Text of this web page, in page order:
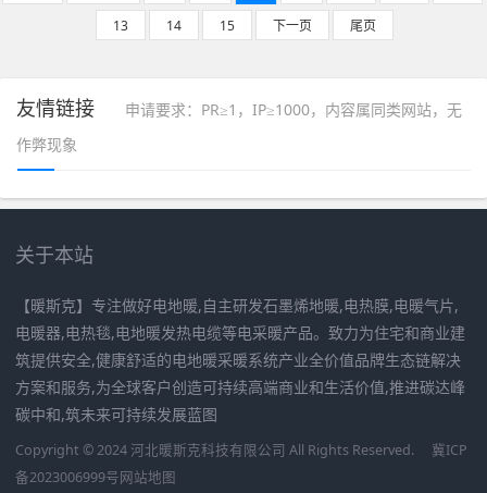
13
14 15 下一页 尾页
友情链接
申请要求：PR≥1，IP≥1000，内容属同类网站，无
作弊现象
关于本站
【暖斯克】专注做好电地暖,自主研发石墨烯地暖,电热膜,电暖气片,
电暖器,电热毯,电地暖发热电缆等电采暖产品。致力为住宅和商业建
筑提供安全,健康舒适的电地暖采暖系统产业全价值品牌生态链解决
方案和服务,为全球客户创造可持续高端商业和生活价值,推进碳达峰
碳中和,筑未来可持续发展蓝图
Copyright © 2024 河北暖斯克科技有限公司 All Rights Reserved.
冀ICP
备2023006999号网站地图